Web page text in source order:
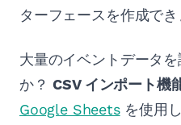
ターフェースを作成でき
大量のイベントデータ
か？CSV インポート機
Google Sheetsを使用